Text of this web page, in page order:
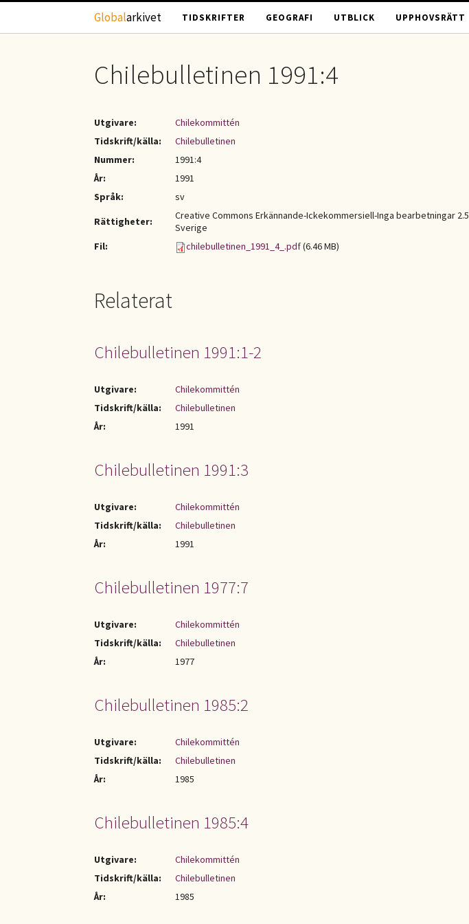
Hoppa till huvudinnehåll
Globalarkivet TIDSKRIFTER GEOGRAFI UTBLICK UPPHOVSRÄTT
Chilebulletinen 1991:4
Utgivare:
Chilekommittén
Tidskrift/källa:
Chilebulletinen
Nummer:
1991:4
År:
1991
Språk:
sv
Rättigheter:
Creative Commons Erkännande-Ickekommersiell-Inga bearbetningar 2.5
Sverige
Fil:
chilebulletinen_1991_4_.pdf(6.46 MB)
Relaterat
Chilebulletinen 1991:1-2
Utgivare:
Chilekommittén
Tidskrift/källa:
Chilebulletinen
År:
1991
Chilebulletinen 1991:3
Utgivare:
Chilekommittén
Tidskrift/källa:
Chilebulletinen
År:
1991
Chilebulletinen 1977:7
Utgivare:
Chilekommittén
Tidskrift/källa:
Chilebulletinen
År:
1977
Chilebulletinen 1985:2
Utgivare:
Chilekommittén
Tidskrift/källa:
Chilebulletinen
År:
1985
Chilebulletinen 1985:4
Utgivare:
Chilekommittén
Tidskrift/källa:
Chilebulletinen
År:
1985